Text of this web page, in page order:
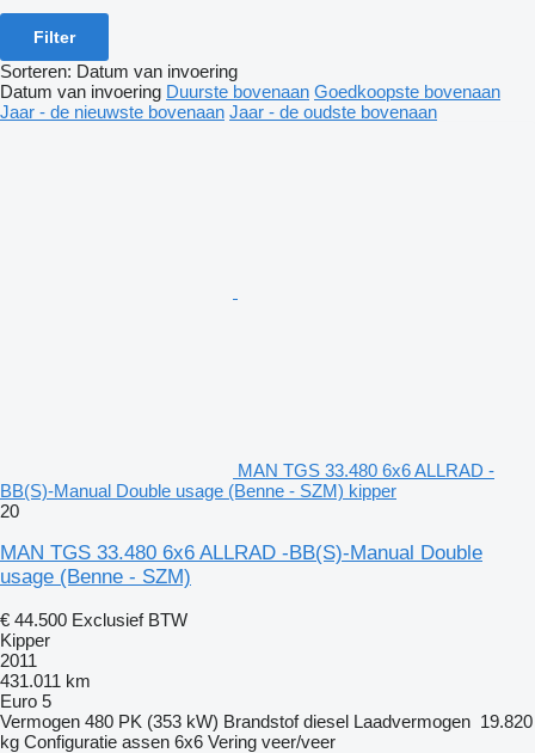
Filter
Sorteren: Datum van invoering
Datum van invoering Duurste bovenaan Goedkoopste bovenaan
Jaar - de nieuwste bovenaan Jaar - de oudste bovenaan
MAN TGS 33.480 6x6 ALLRAD -
BB(S)-Manual Double usage (Benne - SZM) kipper
20
MAN TGS 33.480 6x6 ALLRAD -BB(S)-Manual Double
usage (Benne - SZM)
€ 44.500 Exclusief BTW
Kipper
2011
431.011 km
Euro 5
Vermogen 480 PK (353 kW) Brandstof diesel Laadvermogen 19.820
kg Configuratie assen 6x6 Vering veer/veer